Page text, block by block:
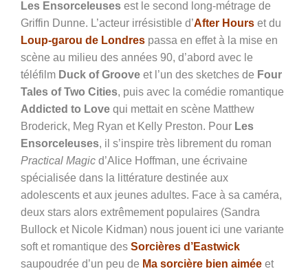
Les Ensorceleuses est le second long-métrage de
Griffin Dunne. L’acteur irrésistible d’After Hours et du
Loup-garou de Londres passa en effet à la mise en
scène au milieu des années 90, d’abord avec le
téléfilm Duck of Groove et l’un des sketches de Four
Tales of Two Cities, puis avec la comédie romantique
Addicted to Love qui mettait en scène Matthew
Broderick, Meg Ryan et Kelly Preston. Pour Les
Ensorceleuses, il s’inspire très librement du roman
Practical Magic d’Alice Hoffman, une écrivaine
spécialisée dans la littérature destinée aux
adolescents et aux jeunes adultes. Face à sa caméra,
deux stars alors extrêmement populaires (Sandra
Bullock et Nicole Kidman) nous jouent ici une variante
soft et romantique des Sorcières d’Eastwick
saupoudrée d’un peu de Ma sorcière bien aimée et